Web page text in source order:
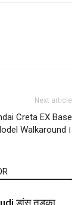
Next article
Creta EX Base
Walkaround।
डांस तड़का